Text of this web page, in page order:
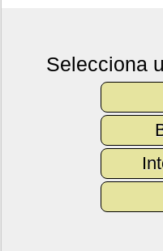
Selecciona